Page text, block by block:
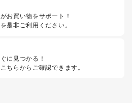
お買い物をサポート！
是非ご利用ください。
に見つかる！
ちらからご確認できます。